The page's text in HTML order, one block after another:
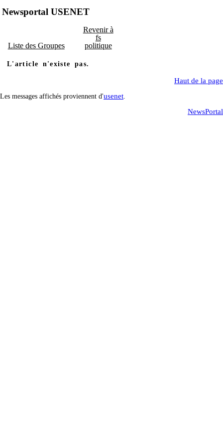
Newsportal USENET
Liste des Groupes
Revenir à
fs
politique
L'article n'existe pas.
Haut de la page
Les messages affichés proviennent d'usenet
NewsPortal